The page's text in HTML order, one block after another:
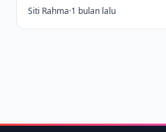
Siti Rahma·1 bulan lalu